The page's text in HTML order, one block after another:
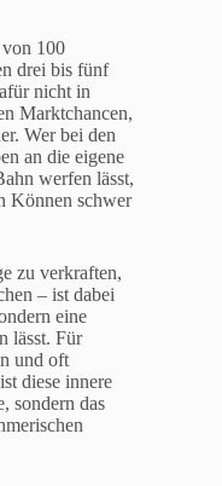
100
drei bis fünf
nicht in
Marktchancen,
Wer bei den
an die eigene
werfen lässt,
Können schwer
zu verkraften,
– ist dabei
eine
lässt. Für
und oft
diese innere
sondern das